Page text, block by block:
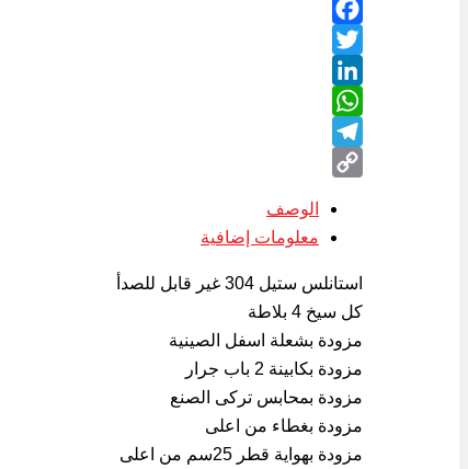
Facebook
Twitter
LinkedIn
WhatsApp
Telegram
الوصف
معلومات إضافية
استانلس ستيل 304 غير قابل للصدأ
كل سيخ 4 بلاطة
مزودة بشعلة اسفل الصينية
مزودة بكابينة 2 باب جرار
مزودة بمحابس تركى الصنع
مزودة بغطاء من اعلى
مزودة بهواية قطر 25سم من اعلى